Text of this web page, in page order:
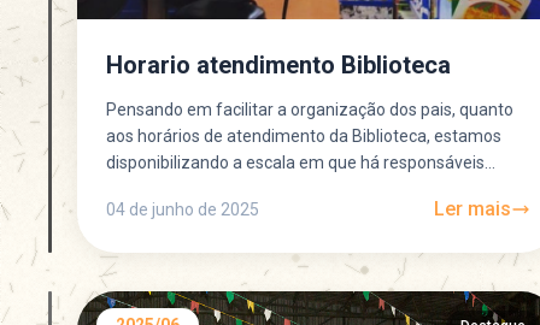
Horario atendimento Biblioteca
Pensando em facilitar a organização dos pais, quanto
aos horários de atendimento da Biblioteca, estamos
disponibilizando a escala em que há responsáveis
04 de junho de 2025
Ler mais